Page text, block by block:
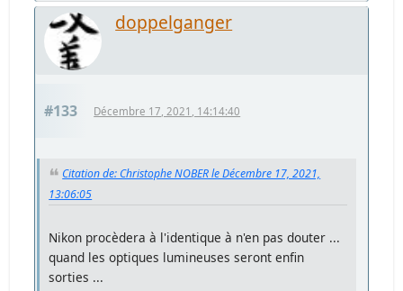
doppelganger
#133 Décembre 17, 2021, 14:14:40
Citation de: Christophe NOBER le Décembre 17, 2021,
13:06:05
Nikon procèdera à l'identique à n'en pas douter ...
quand les optiques lumineuses seront enfin
sorties ...